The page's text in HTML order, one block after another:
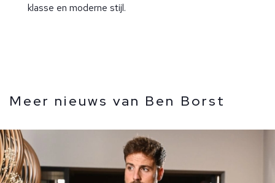
klasse en moderne stijl.
Meer nieuws van Ben Borst